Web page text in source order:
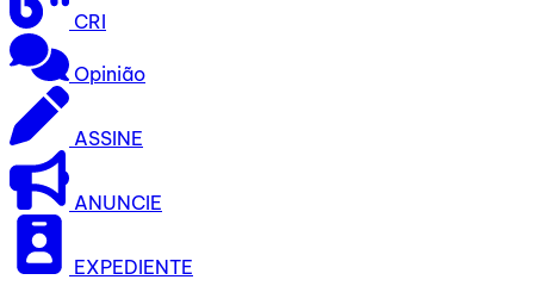
CRI
Opinião
ASSINE
ANUNCIE
EXPEDIENTE